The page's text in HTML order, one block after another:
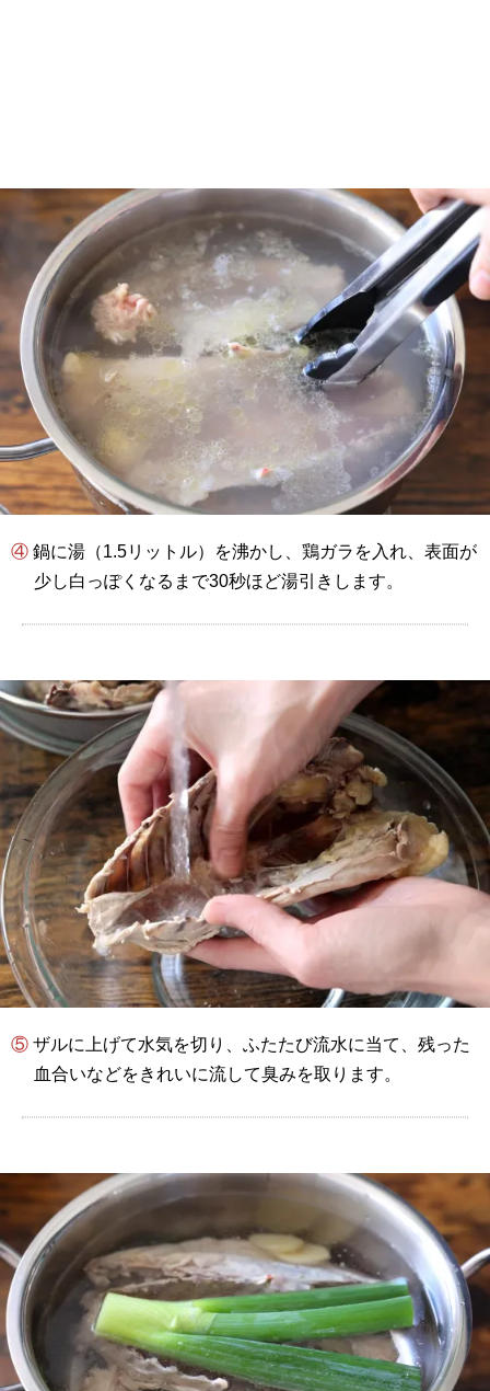
④ 鍋に湯（1.5リットル）を沸かし、鶏ガラを入れ、表面が
少し白っぽくなるまで30秒ほど湯引きします。
⑤ ザルに上げて水気を切り、ふたたび流水に当て、残った
血合いなどをきれいに流して臭みを取ります。